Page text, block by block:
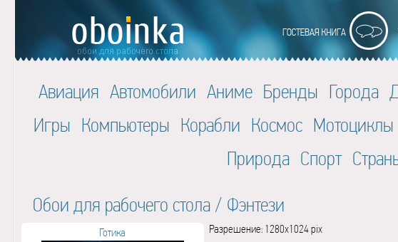
Авиация Автомобили Аниме Бренды Города
Игры Компьютеры Корабли Космос Мотоциклы
Природа Спорт
Обои для рабочего стола/ Фэнтези
Готика Разрешение: 1280x1024 pix